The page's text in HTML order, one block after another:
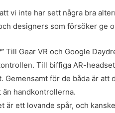
vi inte har sett några bra
designers som försöker ge
Till Gear VR och Google
Till biffiga AR-
Gemensamt för de båda är
handkontrollerna.
är ett lovande spår, och